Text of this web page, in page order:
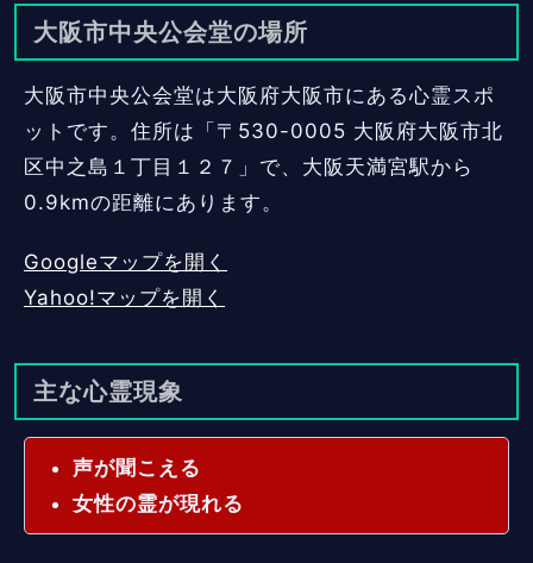
大阪市中央公会堂の場所
大阪市中央公会堂は大阪府大阪市にある心霊スポ
ットです。住所は「〒530-0005 大阪府大阪市北
区中之島１丁目１２７」で、大阪天満宮駅から
0.9kmの距離にあります。
Googleマップを開く
Yahoo!マップを開く
主な心霊現象
声が聞こえる
女性の霊が現れる